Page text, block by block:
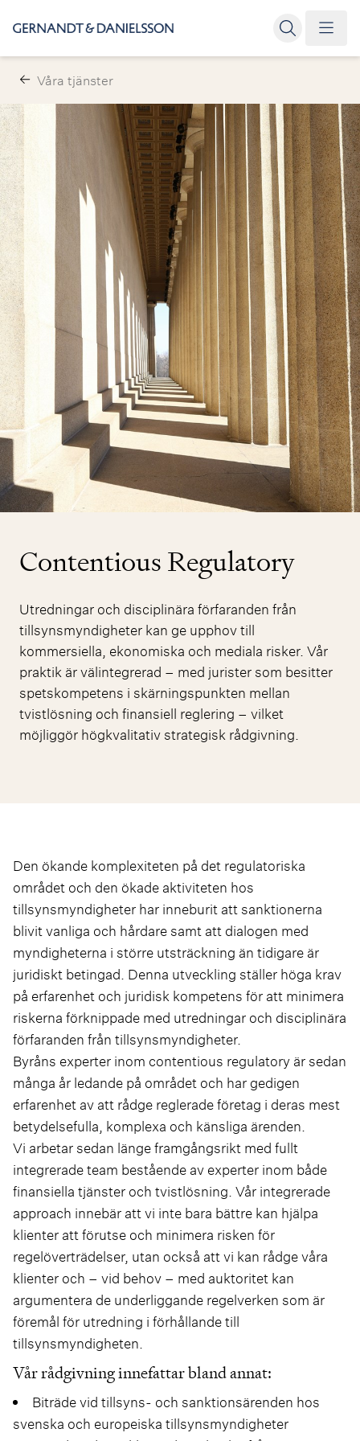
Våra tjänster
Contentious Regulatory
Utredningar och disciplinära förfaranden från
tillsynsmyndigheter kan ge upphov till
kommersiella, ekonomiska och mediala risker. Vår
praktik är välintegrerad – med jurister som besitter
spetskompetens i skärningspunkten mellan
tvistlösning och finansiell reglering – vilket
möjliggör högkvalitativ strategisk rådgivning.
Den ökande komplexiteten på det regulatoriska
området och den ökade aktiviteten hos
tillsynsmyndigheter har inneburit att sanktionerna
blivit vanliga och hårdare samt att dialogen med
myndigheterna i större utsträckning än tidigare är
juridiskt betingad. Denna utveckling ställer höga krav
på erfarenhet och juridisk kompetens för att minimera
riskerna förknippade med utredningar och disciplinära
förfaranden från tillsynsmyndigheter.
Byråns experter inom contentious regulatory är sedan
många år ledande på området och har gedigen
erfarenhet av att rådge reglerade företag i deras mest
betydelsefulla, komplexa och känsliga ärenden.
Vi arbetar sedan länge framgångsrikt med fullt
integrerade team bestående av experter inom både
finansiella tjänster och tvistlösning. Vår integrerade
approach innebär att vi inte bara bättre kan hjälpa
klienter att förutse och minimera risken för
regelöverträdelser, utan också att vi kan rådge våra
klienter och – vid behov – med auktoritet kan
argumentera de underliggande regelverken som är
föremål för utredning i förhållande till
tillsynsmyndigheten.
Vår rådgivning innefattar bland annat:
Biträde vid tillsyns- och sanktionsärenden hos
svenska och europeiska tillsynsmyndigheter